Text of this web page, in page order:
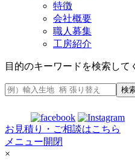
特徴
会社概要
職人募集
工房紹介
目的のキーワードを検索して
検
お見積り・ご相談はこちら
メニュー開閉
×